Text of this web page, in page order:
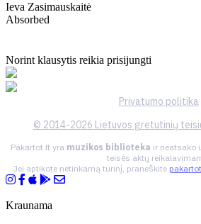
Ieva Zasimauskaitė
Absorbed
Norint klausytis reikia prisijungti
Privatumo politika
© 2014-2026 Lietuvos gretutinių
Pakartot.lt yra muzikos biblioteka ir neatsako
teisės aktų
Jei aptikote netinkamą turinį, praneškite
Kraunama